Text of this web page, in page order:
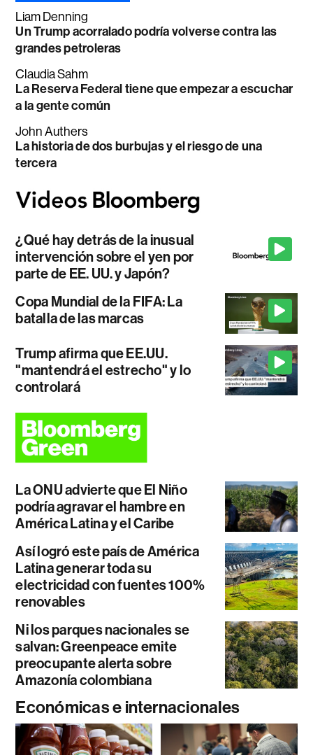
Liam Denning
Un Trump acorralado podría volverse contra las
grandes petroleras
Claudia Sahm
La Reserva Federal tiene que empezar a escuchar
a la gente común
John Authers
La historia de dos burbujas y el riesgo de una
tercera
¿Qué hay detrás de la inusual
intervención sobre el yen por
parte de EE. UU. y Japón?
Copa Mundial de la FIFA: La
batalla de las marcas
Trump afirma que EE.UU.
"mantendrá el estrecho" y lo
controlará
La ONU advierte que El Niño
podría agravar el hambre en
América Latina y el Caribe
Así logró este país de América
Latina generar toda su
electricidad con fuentes 100%
renovables
Ni los parques nacionales se
salvan: Greenpeace emite
preocupante alerta sobre
Amazonía colombiana
Económicas e internacionales